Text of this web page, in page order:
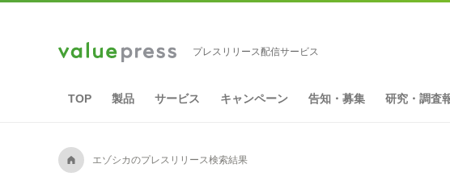
プレスリリース配信サービス
TOP 製品 サービス キャンペーン 告知・募集 研究・調査
A エゾシカのプレスリリース検索結果